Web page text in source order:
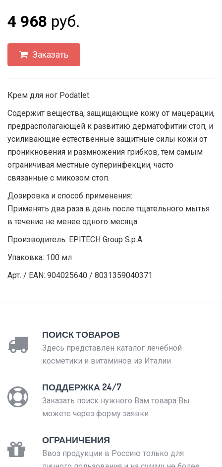
4 968 руб.
Заказать
Крем для ног Podatlet.
Содержит вещества, защищающие кожу от мацерации,
предрасполагающей к развитию дерматофитии стоп, и
усиливающие естественные защитные силы кожи от
проникновения и размножения грибков, тем самым
ограничивая местные суперинфекции, часто
связанные с микозом стоп.
Дозировка и способ применения:
Применять два раза в день после тщательного мытья
в течение не менее одного месяца.
Производитель: EPITECH Group S.p.A.
Упаковка: 100 мл
Арт. / EAN: 904025640 / 8031359040371
ПОИСК ТОВАРОВ
Здесь представлен каталог лечебной
косметики и витаминов из Италии
ПОДДЕРЖКА 24/7
Заказать поиск нужного Вам товара Вы
можете через форму заявки
ОГРАНИЧЕНИЯ
Ввоз продукции в Россию только для